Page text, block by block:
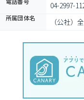
04-2997-
所属団体名 （公社）